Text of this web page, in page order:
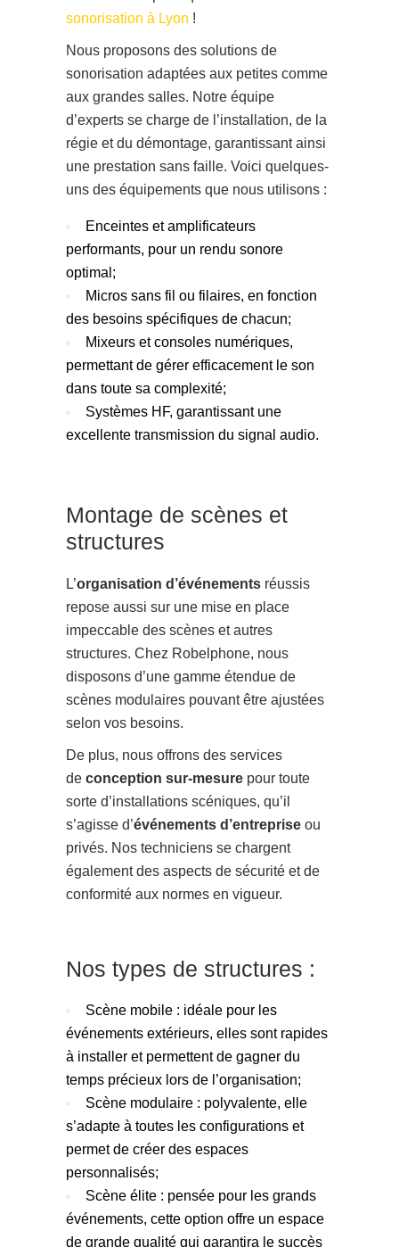
sonorisation à Lyon !
Nous proposons des solutions de
sonorisation adaptées aux petites comme
aux grandes salles. Notre équipe
d’experts se charge de l’installation, de la
régie et du démontage, garantissant ainsi
une prestation sans faille. Voici quelques-
uns des équipements que nous utilisons :
Enceintes et amplificateurs
performants, pour un rendu sonore
optimal;
Micros sans fil ou filaires, en fonction
des besoins spécifiques de chacun;
Mixeurs et consoles numériques,
permettant de gérer efficacement le son
dans toute sa complexité;
Systèmes HF, garantissant une
excellente transmission du signal audio.
Montage de scènes et
structures
L’organisation d’événements réussis
repose aussi sur une mise en place
impeccable des scènes et autres
structures. Chez Robelphone, nous
disposons d’une gamme étendue de
scènes modulaires pouvant être ajustées
selon vos besoins.
De plus, nous offrons des services
de conception sur-mesure pour toute
sorte d’installations scéniques, qu’il
s’agisse d’événements d’entreprise ou
privés. Nos techniciens se chargent
également des aspects de sécurité et de
conformité aux normes en vigueur.
Nos types de structures :
Scène mobile : idéale pour les
événements extérieurs, elles sont rapides
à installer et permettent de gagner du
temps précieux lors de l’organisation;
Scène modulaire : polyvalente, elle
s’adapte à toutes les configurations et
permet de créer des espaces
personnalisés;
Scène élite : pensée pour les grands
événements, cette option offre un espace
de grande qualité qui garantira le succès